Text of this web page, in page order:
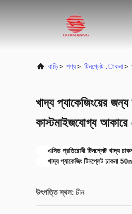
বাড়ি> পণ্য> টিনপ্লেট .াকনা>
খাদ্য প্যাকেজিংয়ের
কাস্টমাইজযোগ্য আকারে
এসিড প্রতিরোধী টিনপ্লেট খাদ্য
খাদ্য প্যাকেজিং টিনপ্লেট ঢাকনা
উৎপত্তি স্থল: চীন